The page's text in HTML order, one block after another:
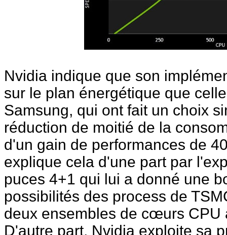
Nvidia indique que son
sur le plan énergétique que
Samsung, qui ont fait un choix
réduction de moitié de la
d'un gain de performances de
explique cela d'une part par
puces 4+1 qui lui a donné une
possibilités des process de
deux ensembles de cœurs CPU
D'autre part, Nvidia exploite sa